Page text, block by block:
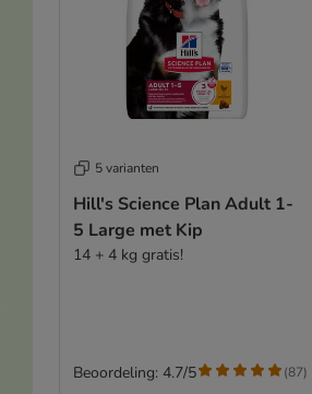
5 varianten
Hill's Science Plan Adult 1-
5 Large met Kip
14 + 4 kg gratis!
Beoordeling: 4.7/5 (87)